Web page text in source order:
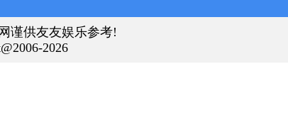
谨供友友娱乐参考!
2026